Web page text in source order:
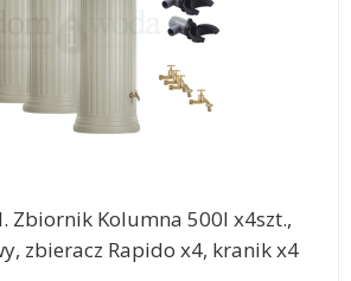
Zbiornik Kolumna 500l x4szt.,
zbieracz Rapido x4, kranik x4